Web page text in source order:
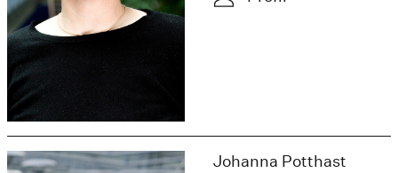
Johanna Potthast